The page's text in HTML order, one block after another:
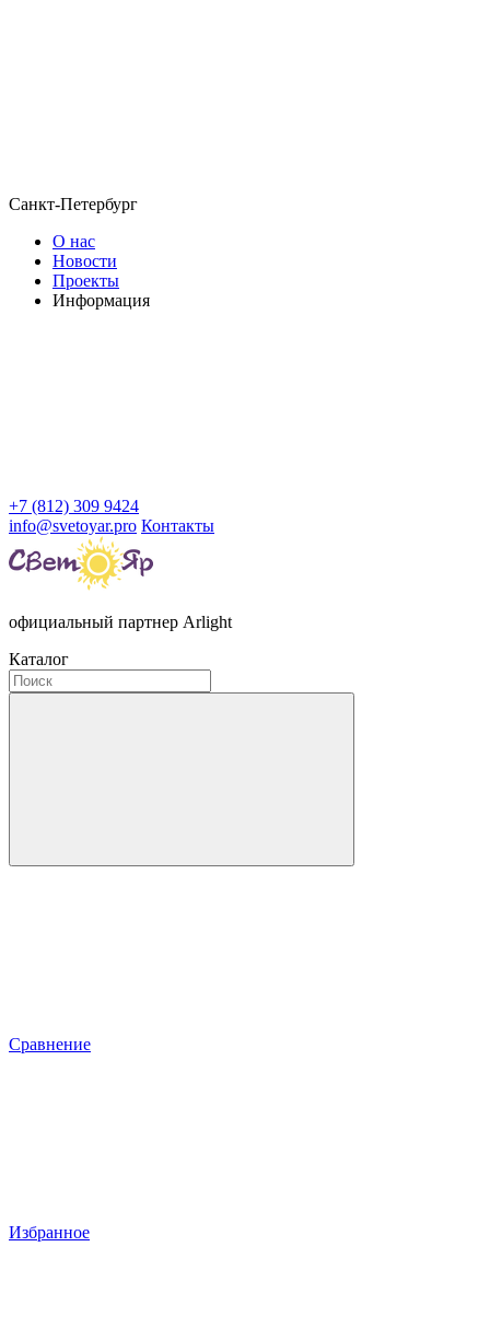
Санкт-Петербург
О нас
Новости
Проекты
Информация
+7 (812) 309 9424
info@svetoyar.pro Контакты
официальный партнер Arlight
Каталог
Сравнение
Избранное